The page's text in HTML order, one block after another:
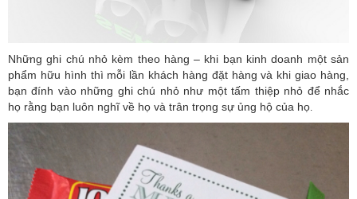
Những ghi chú nhỏ kèm theo hàng – khi bạn kinh doanh một sản
phẩm hữu hình thì mỗi lần khách hàng đặt hàng và khi giao hàng,
bạn đính vào những ghi chú nhỏ như một tấm thiệp nhỏ để nhắc
họ rằng bạn luôn nghĩ về họ và trân trọng sự ủng hộ của họ